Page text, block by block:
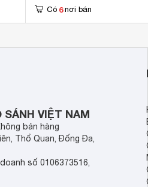
là dòng máy cắt cỏ động cơ
W430 sử dụng công nghệ
Có 6 nơi bán
SÁNH VIỆT NAM
bán hàng
Thổ Quan, Đống Đa,
số 0106373516,